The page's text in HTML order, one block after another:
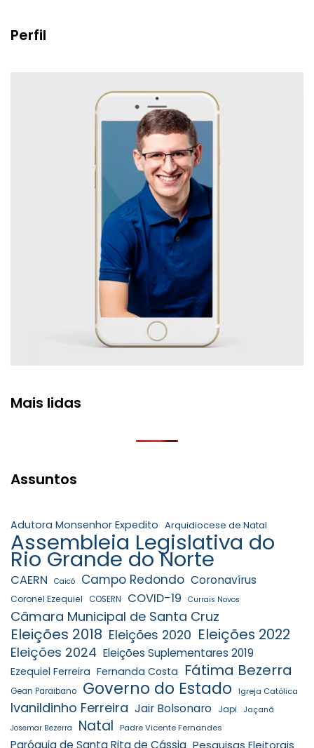
Perfil
Mais lidas
Assuntos
Adutora Monsenhor Expedito Arquidiocese de Natal
Assembleia Legislativa do
Rio Grande do Norte
CAERN Caicó Campo Redondo Coronavírus
Coronel Ezequiel COSERN COVID-19 Currais Novos
Câmara Municipal de Santa Cruz
Eleições 2018 Eleições 2020 Eleições 2022
Eleições 2024 Eleições Suplementares 2019
Ezequiel Ferreira Fernanda Costa Fátima Bezerra
Gean Paraibano Governo do Estado Igreja Católica
Ivanildinho Ferreira Jair Bolsonaro Japi Jaçanã
Josemar Bezerra Natal Padre Vicente Fernandes
Paróquia de Santa Rita de Cássia Pesquisas Eleitorais